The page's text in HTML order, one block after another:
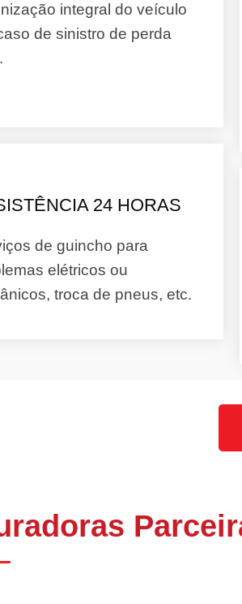
integral do veículo
de sinistro de perda
24 HORAS
de guincho para
elétricos ou
troca de pneus, etc.